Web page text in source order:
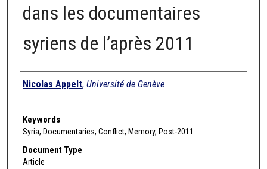
dans les documentaires
syriens de l’après 2011
Authors
Nicolas Appelt, Université de Genève
Keywords
Syria, Documentaries, Conflict, Memory, Post-2011
Document Type
Article